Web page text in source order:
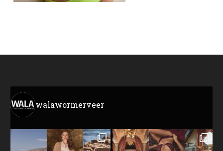
walawormerveer